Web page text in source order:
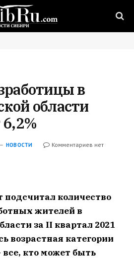
в
области
6,2%
НОВОСТИ
Комментариев нет
подсчитал количество
жителей в
за II квартал 2021
возрастная категории
все, кто может быть